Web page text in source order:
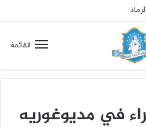
القائمة
في مديوغوريه